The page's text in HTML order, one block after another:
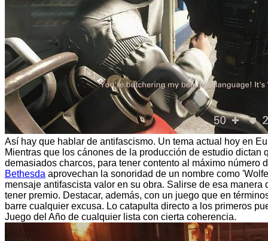
Así hay que hablar de antifascismo. Un tema actual hoy en
Mientras que los cánones de la producción de estudio dictan
demasiados charcos, para tener contento al máximo número
Bethesda aprovechan la sonoridad de un nombre como
mensaje antifascista valor en su obra. Salirse de esa
tener premio. Destacar, además, con un juego que en
barre cualquier excusa. Lo catapulta directo a los primeros
Juego del Año de cualquier lista con cierta coherencia.